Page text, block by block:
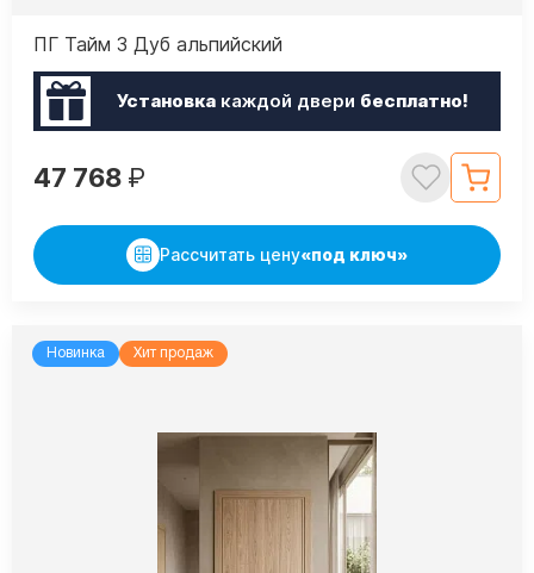
ПГ Тайм 3 Дуб альпийский
Установкакаждой двери бесплатно!
47 768 ₽
Рассчитать цену«под ключ»
Новинка Хит продаж